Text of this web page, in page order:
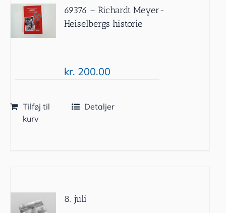
69376 – Richardt Meyer-
Heiselbergs historie
kr. 200.00
Tilføj til
kurv
Detaljer
8. juli